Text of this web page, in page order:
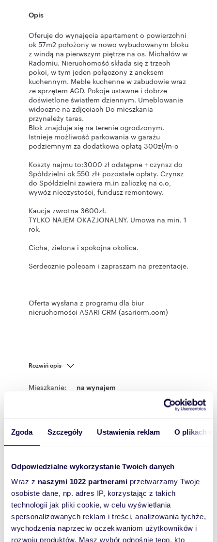
Zgoda Szczegóły Ustawienia reklam O plikach
Odpowiedzialne wykorzystanie Twoich danych
Wraz z naszymi 1022 partnerami przetwarzamy Twoje
osobiste dane, np. adres IP, korzystając z takich
technologii jak pliki cookie, w celu wyświetlania
spersonalizowanych reklam i treści, analizowania tychże,
wychodzenia naprzeciw oczekiwaniom użytkowników i
rozwoju produktów. Masz wybór odnośnie tego, kto
Opis
Oferuje do wynajęcia apartament o powierzchni
ok 57m2 położony w nowo wybudowanym bloku
z windą na pierwszym piętrze na os. Michałów w
Radomiu. Nieruchomość składa się z trzech
pokoi, w tym jeden połączony z aneksem
kuchennym. Meble kuchenne w zabudowie wraz
ze sprzętem AGD. Pokoje ustawne i dobrze
doświetlone światłem dziennym. Umeblowanie
widoczne na zdjęciach Do mieszkania
przynależy taras.
Blok znajduje się na terenie ogrodzonym.
Istnieje możliwość parkowania w garażu
podziemnym za dodatkowa opłatą 300zł/m-c
Koszty najmu to:3000 zł odstępne + czynsz do
Spółdzielni ok 550 zł+ pozostałe opłaty. Czynsz
do Spółdzielni zawiera m.in zaliczkę na c.o,
wywóz nieczystości, fundusz remontowy.
Kaucja zwrotna 3600zł.
TYLKO NAJEM OKAZJONALNY. Umowa na min. 1
rok.
Cicha, zielona i spokojna okolica.
Serdecznie polecam i zapraszam na prezentacje.
Oferta wysłana z programu dla biur
nieruchomości ASARI CRM (asaricrm.com)
Rozwiń opis
Mieszkanie: na wynajem
a całkowita:
Lokalizacja: województwo:mazowieckie
miejscowość:Radomdzielnica:
Michałówulica:Królowej Jadwigi
Podobne oferty w tej lokalizacji